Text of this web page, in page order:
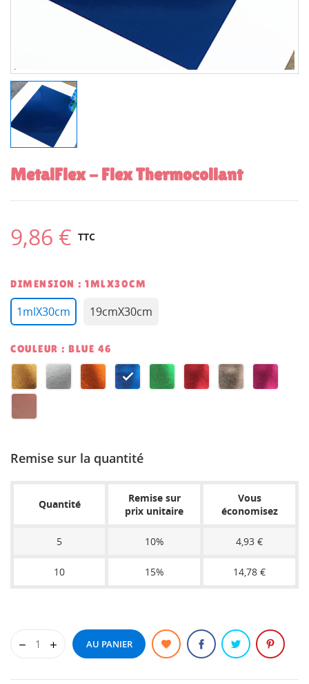
MetalFlex - Flex Thermocollant
9,86 € TTC
DIMENSION : 1MLX30CM
1mlX30cm 19cmX30cm
COULEUR : BLUE 46
GOLD
46
SILVERORANGEBLUE GREENRED
GUN
CANDY
ROSE
Remise sur la quantité
Quantité
Remise sur
prix unitaire
Vous
économisez
5 10% 4,93 €
10 15% 14,78 €
AU PANIER